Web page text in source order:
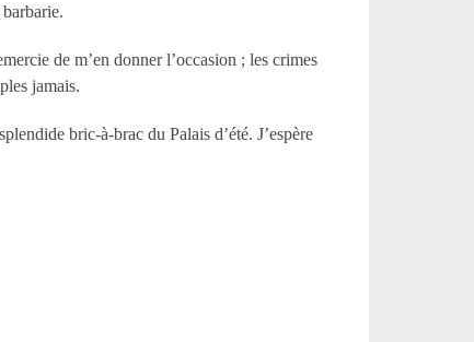
de m’en donner l’occasion ; les crimes
jamais.
bric-à-brac du Palais d’été. J’espère